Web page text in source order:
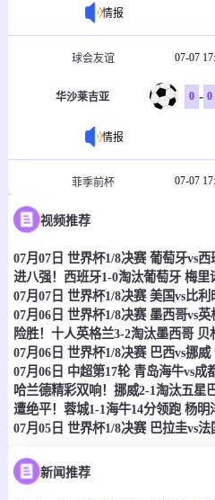
情报
球会友谊 07-07
华沙莱吉亚 0 - 0
情报
菲季前杯 07-07
塔玛劳斯
情报
澳首超 07-07
莫纳洛黑豹 0 - 0
情报
澳昆超 07-07
黄金海岸骑士
视频推荐
07月07日 世界杯1/8决赛 葡萄牙vs
07月07日 世界杯1/8决赛 美国vs比利
07月06日 世界杯1/8决赛 墨西哥vs
07月06日 世界杯1/8决赛 巴西vs挪
07月06日 中超第17轮 青岛海牛vs成
07月05日 世界杯1/8决赛 巴拉圭vs
新闻推荐